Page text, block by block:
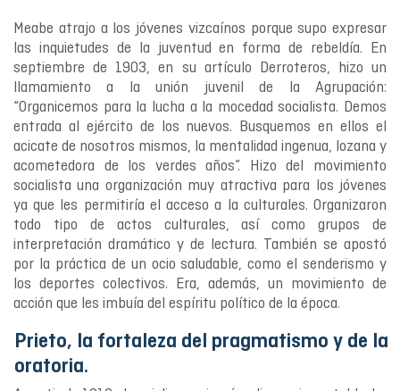
Meabe atrajo a los jóvenes vizcaínos porque supo expresar
las inquietudes de la juventud en forma de rebeldía. En
septiembre de 1903, en su artículo Derroteros, hizo un
llamamiento a la unión juvenil de la Agrupación:
“Organicemos para la lucha a la mocedad socialista. Demos
entrada al ejército de los nuevos. Busquemos en ellos el
acicate de nosotros mismos, la mentalidad ingenua, lozana y
acometedora de los verdes años”. Hizo del movimiento
socialista una organización muy atractiva para los jóvenes
ya que les permitiría el acceso a la culturales. Organizaron
todo tipo de actos culturales, así como grupos de
interpretación dramático y de lectura. También se apostó
por la práctica de un ocio saludable, como el senderismo y
los deportes colectivos. Era, además, un movimiento de
acción que les imbuía del espíritu político de la época.
Prieto, la fortaleza del pragmatismo y de la
oratoria.